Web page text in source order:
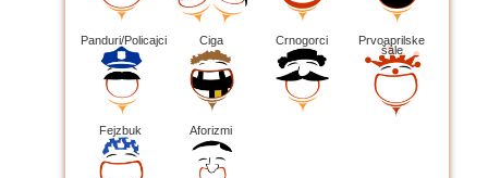
Panduri/Policajci Ciga Crnogorci Prvoaprilske
šale
Fejzbuk Aforizmi